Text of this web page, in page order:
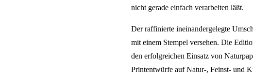
nicht gerade einfach verarbeiten läßt.
Der raffinierte ineinandergelegte
mit einem Stempel versehen. Die
den erfolgreichen Einsatz von
Printentwürfe auf Natur-, Feinst- und